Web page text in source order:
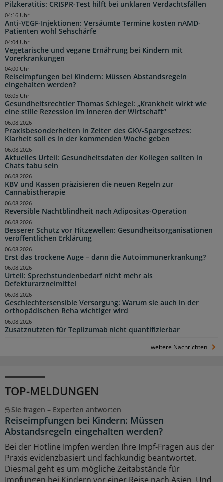
Pilzkeratitis: CRISPR-Test hilft bei unklaren Verdachtsfällen
Anti-VEGF-Injektionen: Versäumte Termine kosten nAMD-
Patienten wohl Sehschärfe
04:16 Uhr
Vegetarische und vegane Ernährung bei Kindern mit
Vorerkrankungen
04:04 Uhr
Reiseimpfungen bei Kindern: Müssen Abstandsregeln
eingehalten werden?
04:00 Uhr
Gesundheitsrechtler Thomas Schlegel: „Krankheit wirkt wie
eine stille Rezession im Inneren der Wirtschaft“
03:05 Uhr
Praxisbesonderheiten in Zeiten des GKV-Spargesetzes:
Klarheit soll es in der kommenden Woche geben
06.08.2026
Aktuelles Urteil: Gesundheitsdaten der Kollegen sollten in
Chats tabu sein
06.08.2026
KBV und Kassen präzisieren die neuen Regeln zur
Cannabistherapie
06.08.2026
Reversible Nachtblindheit nach Adipositas-Operation
06.08.2026
Besserer Schutz vor Hitzewellen: Gesundheitsorganisationen
veröffentlichen Erklärung
06.08.2026
Erst das trockene Auge – dann die Autoimmunerkrankung?
06.08.2026
Urteil: Sprechstundenbedarf nicht mehr als
Defekturarzneimittel
06.08.2026
Geschlechtersensible Versorgung: Warum sie auch in der
orthopädischen Reha wichtiger wird
06.08.2026
Zusatznutzten für Teplizumab nicht quantifizierbar
06.08.2026
weitere Nachrichten
TOP-MELDUNGEN
Sie fragen – Experten antworten
Reiseimpfungen bei Kindern: Müssen
Abstandsregeln eingehalten werden?
Bei der Hotline Impfen werden Ihre Impf-Fragen aus der
Praxis evidenzbasiert und fachkundig beantwortet.
Diesmal geht es um mögliche Zeitabstände für
Impfungen bei Kindern vor einer Reise nach Asien. Und